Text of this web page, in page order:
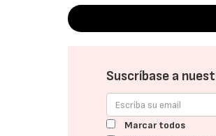
Suscríbase a
Marcar todos